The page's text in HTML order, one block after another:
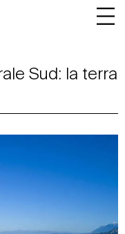
Sud: la terra